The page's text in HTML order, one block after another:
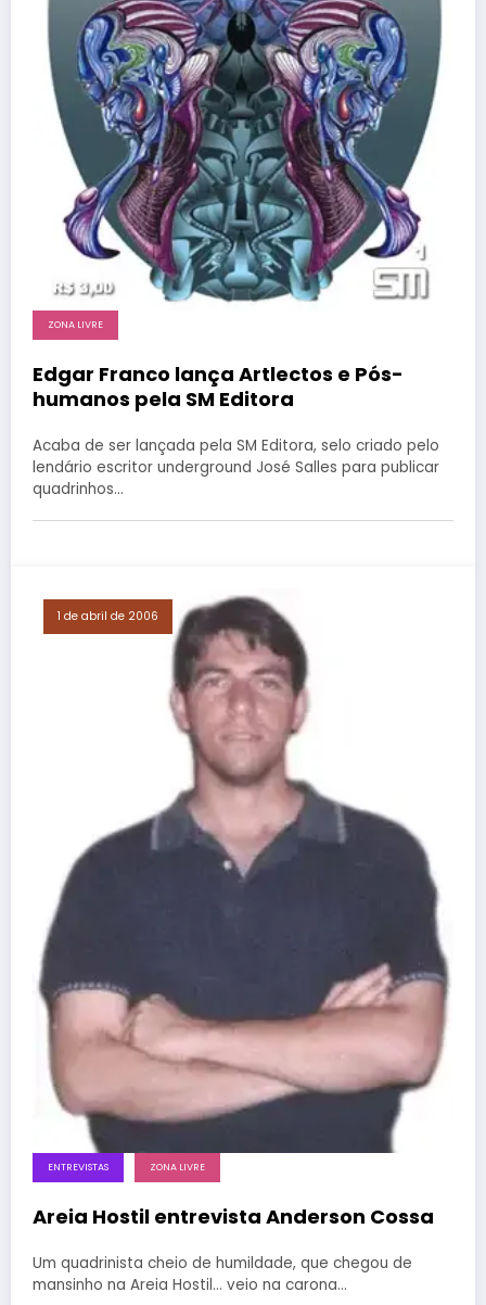
ZONA LIVRE
Edgar Franco lança Artlectos e Pós-
humanos pela SM Editora
Acaba de ser lançada pela SM Editora, selo criado pelo
lendário escritor underground José Salles para publicar
quadrinhos…
1 de abril de 2006
ENTREVISTAS ZONA LIVRE
Areia Hostil entrevista Anderson Cossa
Um quadrinista cheio de humildade, que chegou de
mansinho na Areia Hostil... veio na carona…